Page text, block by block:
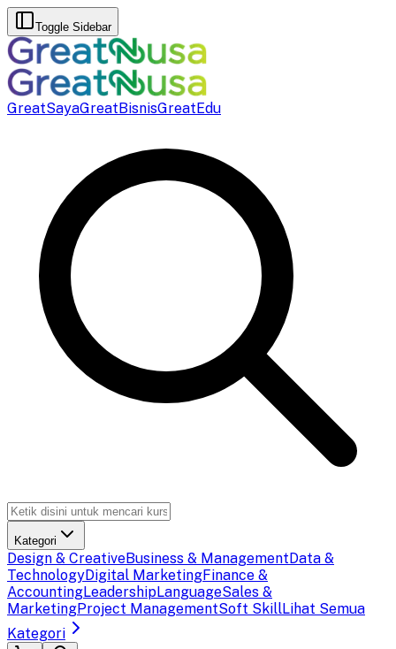
Toggle Sidebar
GreatSayaGreatBisnisGreatEdu
Kategori
Design & CreativeBusiness & ManagementData &
TechnologyDigital MarketingFinance &
AccountingLeadershipLanguageSales &
MarketingProject ManagementSoft SkillLihat Semua
Kategori